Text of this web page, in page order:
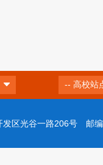
-- 高校站
发区光谷一路206号